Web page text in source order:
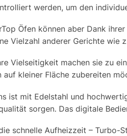
werden, um den
Öfen können aber Dank
Vielzahl anderer Gerichte wie
Vielseitigkeit machen sie zu
kleiner Fläche zubereiten
ist mit Edelstahl und
sorgen. Das digitale
schnelle Aufheizzeit – Turbo-